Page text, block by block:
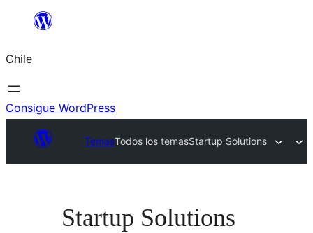
Saltar
contenido
Chile
Consigue WordPress
TemasTodos los temasStartup Solutions
Startup Solutions